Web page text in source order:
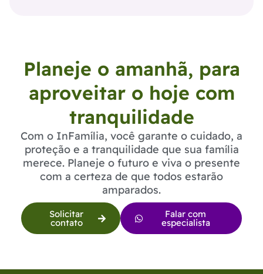
Planeje o amanhã, para
aproveitar o hoje com
tranquilidade
Com o InFamília, você garante o cuidado, a
proteção e a tranquilidade que sua família
merece. Planeje o futuro e viva o presente
com a certeza de que todos estarão
amparados.
Solicitar
contato
Falar com
especialista